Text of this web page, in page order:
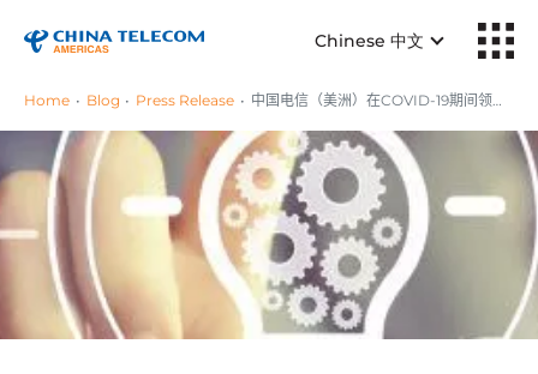
Chinese 中文
Home Blog Press Release 中国电信（美洲）在COVID-19期间领导业务连续性和企业社会责任